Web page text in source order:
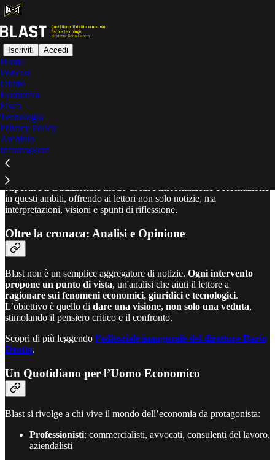
Iscriviti Accedi
Home
Podcast
Diritto
Economia
Fisco
Tecnologia
Privacy Policy
Archivio
Informazioni
Cos’è Blast
Blastè la nuova iniziativa editoriale di
Dario Deotto
su diritto, economia, fisco e tecnologia
Il nome stesso, ispirato al verbo “blastare” – che significa
“scardinare”, “far saltare in aria” – riflette la missione del progetto:
superare il tradizionale modo di fare informazione e formazione
in questi ambiti, offrendo ai lettori non solo notizie, ma
interpretazioni, visioni e spunti di riflessione.
Oltre la cronaca: Analisi e Opinione
Blast non è un semplice aggregatore di notizie. Ogni intervento
propone un punto di vista, un'analisi che aiuti il lettore a
ragionare sui fenomeni economici, giuridici e tecnologici.
L’obiettivo è quello di dare una visione, non solo una veduta,
stimolando il pensiero critico e il confronto.
Scopri di più leggendo l’editoriale inaugurale del direttore Dario
Deotto.
Un Quotidiano per l’Uomo Economico
Blast si rivolge a chi vive il mondo dell’economia da protagonista:
Professionisti: commercialisti, avvocati, consulenti del lavoro,
aziendalisti